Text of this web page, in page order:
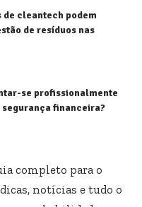
de cleantech podem
de resíduos nas
se profissionalmente
segurança financeira?
completo para o
notícias e tudo o